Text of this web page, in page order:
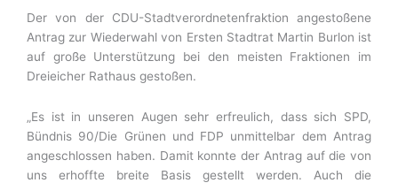
Der von der CDU-Stadtverordnetenfraktion angestoßene
Antrag zur Wiederwahl von Ersten Stadtrat Martin Burlon ist
auf große Unterstützung bei den meisten Fraktionen im
Dreieicher Rathaus gestoßen.
„Es ist in unseren Augen sehr erfreulich, dass sich SPD,
Bündnis 90/Die Grünen und FDP unmittelbar dem Antrag
angeschlossen haben. Damit konnte der Antrag auf die von
uns erhoffte breite Basis gestellt werden. Auch die